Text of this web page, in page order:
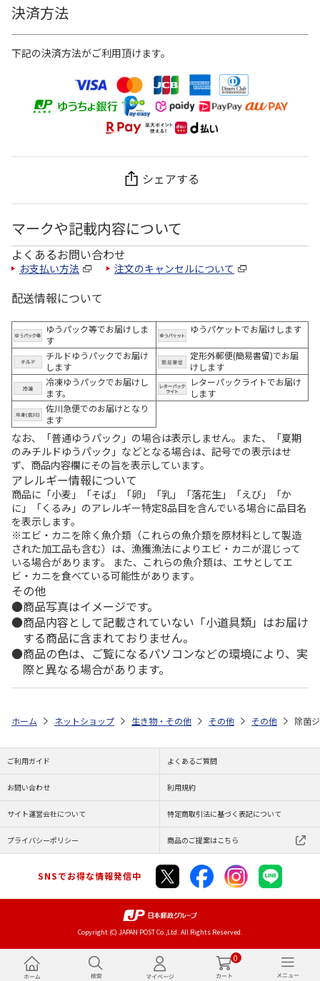
0
決済方法
下記の決済方法がご利用頂けます。
シェアする
マークや記載内容について
よくあるお問い合わせ
お支払い方法 注文のキャンセルについて
配送情報について
ゆうパック等でお届けしま
す
ゆうパケットでお届けします
チルドゆうパックでお届け
します
定形外郵便(簡易書留)でお届
けします
冷凍ゆうパックでお届けし
ます。
レターパックライトでお届け
します
佐川急便でのお届けとなり
ます
なお、「普通ゆうパック」の場合は表示しません。また、「夏期
のみチルドゆうパック」などとなる場合は、記号での表示はせ
ず、商品内容欄にその旨を表示しています。
アレルギー情報について
商品に「小麦」「そば」「卵」「乳」「落花生」「えび」「か
に」「くるみ」のアレルギー特定8品目を含んでいる場合に品目名
を表示します。
※エビ・カニを除く魚介類（これらの魚介類を原材料として製造
された加工品も含む）は、漁獲漁法によりエビ・カニが混じって
いる場合があります。 また、これらの魚介類は、エサとしてエ
ビ・カニを食べている可能性があります。
その他
商品写真はイメージです。
商品内容として記載されていない「小道具類」はお届け
する商品に含まれておりません。
商品の色は、ご覧になるパソコンなどの環境により、実
際と異なる場合があります。
ホーム ネットショップ 生き物・その他 その他 その他 除菌
ご利用ガイド よくあるご質問
お問い合わせ 利用規約
サイト運営会社について 特定商取引法に基づく表記について
プライバシーポリシー 商品のご提案はこちら
SNSでお得な情報発信中
Copyright (C) JAPAN POST Co.,Ltd. All Rights Reserved.